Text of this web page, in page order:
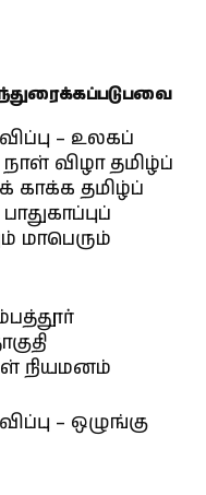
– உலகப்
விழா தமிழ்ப்
காக்க தமிழ்ப்
மாபெரும்
நியமனம்
– ஒழுங்கு